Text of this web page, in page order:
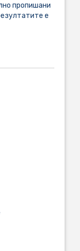
пропишани
е